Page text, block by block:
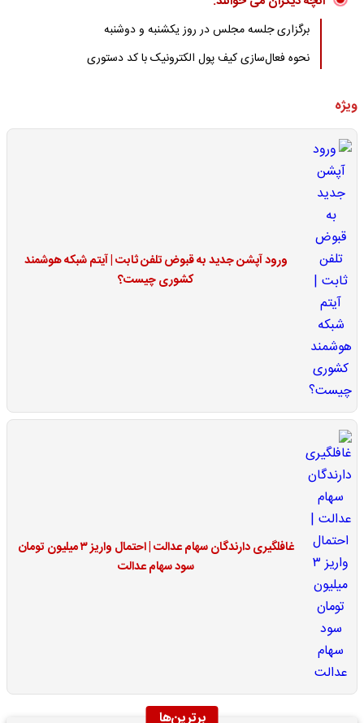
برگزاری جلسه مجلس در روز یکشنبه و دوشنبه
نحوه فعال‌سازی کیف پول الکترونیک با کد دستوری
ویژه
ورود آپشن جدید به قبوض تلفن ثابت | آیتم شبکه هوشمند
کشوری چیست؟
غافلگیری دارندگان سهام عدالت | احتمال واریز ۳ میلیون تومان
سود سهام عدالت
برترین‌ها